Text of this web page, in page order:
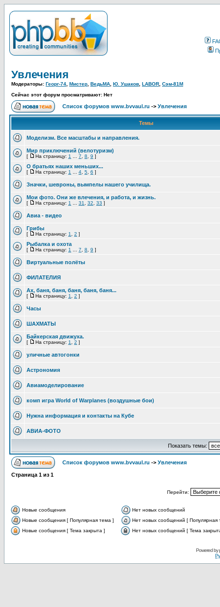
Увлечения
Модераторы: Георг-74 Мистер ВедьМА Ю. Ушаков LABOR Сэм-81М
Сейчас этот форум просматривают: Нет
Список форумов www.bvvaul.ru -> Увлечения
Темы
Моделизм. Все масштабы и направления.
Мир приключений (велотуризм)
[ На страницу: 1 7 8 9 ]
О братьях наших меньших...
[ На страницу: 1 4 5 6 ]
Значки, шевроны, вымпелы нашего училища.
Мои фото. Они же влечения, и работа, и жизнь.
[ На страницу: 1 31 32 33 ]
Авиа - видео
Грибы
[ На страницу: 1 2 ]
Рыбалка и охота
[ На страницу: 1 7 8 9 ]
Виртуальные полёты
ФИЛАТЕЛИЯ
Ах, баня, баня, баня, баня, баня...
[ На страницу: 1 2 ]
Часы
ШАХМАТЫ
Байкерская движуха.
[ На страницу: 1 2 ]
уличные автогонки
Астрономия
Авиамоделирование
комп игра World of Warplanes (воздушные бои)
Нужна информация и контакты на Кубе
АВИА-ФОТО
Показать темы:
Список форумов www.bvvaul.ru -> Увлечения
Страница 1 из 1
Перейти:
Новые сообщения
Нет новых сообщений
Новые сообщения [ Популярная тема ]
Нет новых сообщений [ Популярная
Новые сообщения [ Тема закрыта ]
Нет новых сообщений [ Тема
Powered by